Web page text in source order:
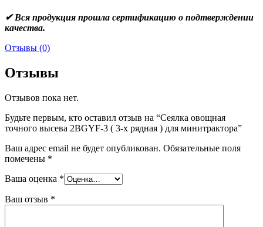
✔ Вся продукция прошла сертификацию о подтверждении
качества.
Отзывы (0)
Отзывы
Отзывов пока нет.
Будьте первым, кто оставил отзыв на “Сеялка овощная
точного высева 2BGYF-3 ( 3-х рядная ) для минитрактора”
Ваш адрес email не будет опубликован. Обязательные поля
помечены *
Ваша оценка *
Ваш отзыв *